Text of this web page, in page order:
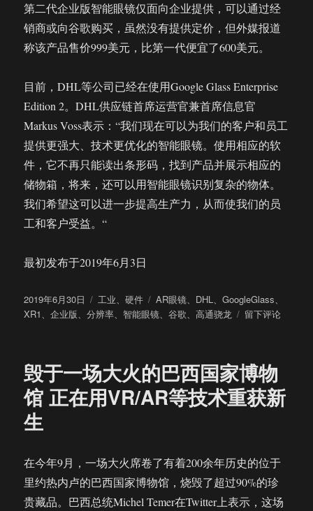
第二代企业版智能眼镜仅面向企业提供，可以通过经
销商或向谷歌购买，虽然没有提供定价，但外媒报道
称该产品售价999美元，比第一代便宜了600美元。
目前，DHL等公司已经在使用Google Glass Enterprise
Edition 2。DHL供应链首席运营官兼首席信息官
Markus Voss表示：“我们现在可以为我们的客户和员工
提供更强大、技术更优化的智能眼镜。使用相应的软
件，它不再只能读出条形码，找到产品并展示相应的
储物箱，将来，还可以用智能眼镜识别复杂的物体。
我们希望这可以进一步提高生产力，从而使我们的员
工和客户受益。“
最初发布于2019年6月3日
发
布
2019年6月30日
分
类
工业、硬件
标
签
AR眼镜、 DHL、GoogleGlass、
XR1、企业版、分辨率、 智能眼镜、谷歌、高通骁龙
于
出
第
二
版
能
眼
留下评论
毁于一场大火的巴西国家博物
馆 正在用VR/AR等技术重获新
生
在今年9月，一场大火席卷了有着200余年历史的位于
里约热内卢的巴西国家博物馆，烧毁了超过90%的珍
贵藏品。巴西总统Michel Temer在Twitter上表示，这场